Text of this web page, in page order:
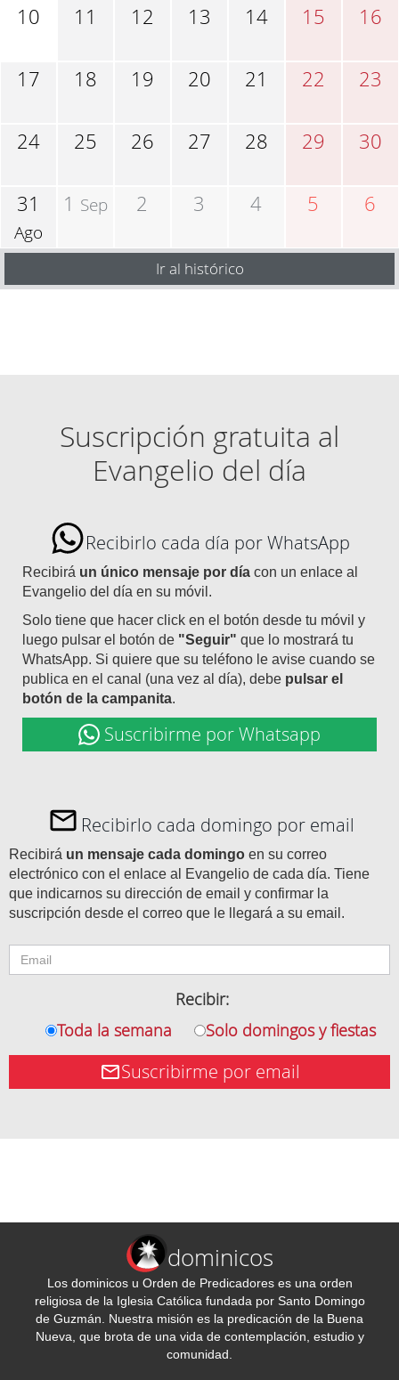
10 11 12 13 14 15 16
17 18 19 20 21 22 23
24 25 26 27 28 29 30
31
Ago
1 Sep 2 3 4 5 6
Ir al histórico
Suscripción gratuita al
Evangelio del día
Recibirlo cada día por WhatsApp
Recibirá un único mensaje por día con un enlace al
Evangelio del día en su móvil.
Solo tiene que hacer click en el botón desde tu móvil y
luego pulsar el botón de "Seguir" que lo mostrará tu
WhatsApp. Si quiere que su teléfono le avise cuando se
publica en el canal (una vez al día), debe pulsar el
botón de la campanita.
Suscribirme por Whatsapp
Recibirlo cada domingo por email
Recibirá un mensaje cada domingo en su correo
electrónico con el enlace al Evangelio de cada día. Tiene
que indicarnos su dirección de email y confirmar la
suscripción desde el correo que le llegará a su email.
Recibir:
Toda la semana
Solo domingos y fiestas
Suscribirme por email
dominicos
Los dominicos u Orden de Predicadores es una orden
religiosa de la Iglesia Católica fundada por Santo Domingo
de Guzmán. Nuestra misión es la predicación de la Buena
Nueva, que brota de una vida de contemplación, estudio y
comunidad.